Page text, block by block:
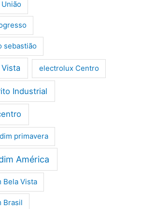
sebastião
electrolux Centro
Industrial
primavera
América
Bela Vista
Brasil